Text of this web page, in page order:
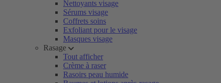
Nettoyants visage
Sérums visage
Coffrets soins
Exfoliant pour le visage
Masques visage
Rasage
Tout afficher
Crème à raser
Rasoirs peau humide